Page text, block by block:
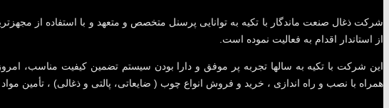
شرکت ذغال صنعت ماندگار با تکیه به توانایی پرسنل متخصص و متعهد و با استفاده از
از استاندار اقدام به فعالیت نموده است.
این شرکت با تکیه به سالها تجربه پر موفق و دارا بودن سیستم تضمین کیفیت مناسب، امروز
همراه با نصب و راه اندازی ، خرید و فروش انواع چوب ( ضایعاتی، پالتی و ذغالی) ، تأمین